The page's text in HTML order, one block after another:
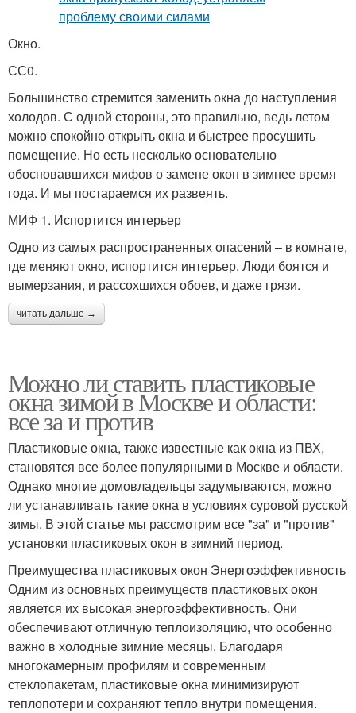
Окно.
СС0.
Большинство стремится заменить окна до наступления
холодов. С одной стороны, это правильно, ведь летом
можно спокойно открыть окна и быстрее просушить
помещение. Но есть несколько основательно
обосновавшихся мифов о замене окон в зимнее время
года. И мы постараемся их развеять.
МИФ 1. Испортится интерьер
Одно из самых распространенных опасений – в комнате,
где меняют окно, испортится интерьер. Люди боятся и
вымерзания, и рассохшихся обоев, и даже грязи.
читать дальше →
Можно ли ставить пластиковые
окна зимой в Москве и области:
все за и против
Пластиковые окна, также известные как окна из ПВХ,
становятся все более популярными в Москве и области.
Однако многие домовладельцы задумываются, можно
ли устанавливать такие окна в условиях суровой русской
зимы. В этой статье мы рассмотрим все "за" и "против"
установки пластиковых окон в зимний период.
Преимущества пластиковых окон Энергоэффективность
Одним из основных преимуществ пластиковых окон
является их высокая энергоэффективность. Они
обеспечивают отличную теплоизоляцию, что особенно
важно в холодные зимние месяцы. Благодаря
многокамерным профилям и современным
стеклопакетам, пластиковые окна минимизируют
теплопотери и сохраняют тепло внутри помещения.